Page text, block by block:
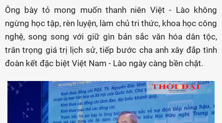
Ông bày tỏ mong muốn thanh niên Việt - Lào không
ngừng học tập, rèn luyện, làm chủ tri thức, khoa học công
nghệ, song song với giữ gìn bản sắc văn hóa dân tộc,
trân trọng giá trị lịch sử, tiếp bước cha anh xây đắp tình
đoàn kết đặc biệt Việt Nam - Lào ngày càng bền chặt.